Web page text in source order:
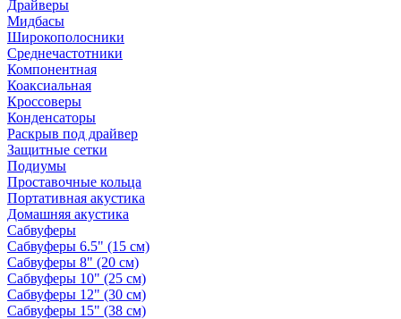
Драйверы
Мидбасы
Широкополосники
Среднечастотники
Компонентная
Коаксиальная
Кроссоверы
Конденсаторы
Раскрыв под драйвер
Защитные сетки
Подиумы
Проставочные кольца
Портативная акустика
Домашняя акустика
Сабвуферы
Сабвуферы 6.5" (15 см)
Сабвуферы 8" (20 см)
Сабвуферы 10" (25 см)
Сабвуферы 12" (30 см)
Сабвуферы 15" (38 см)